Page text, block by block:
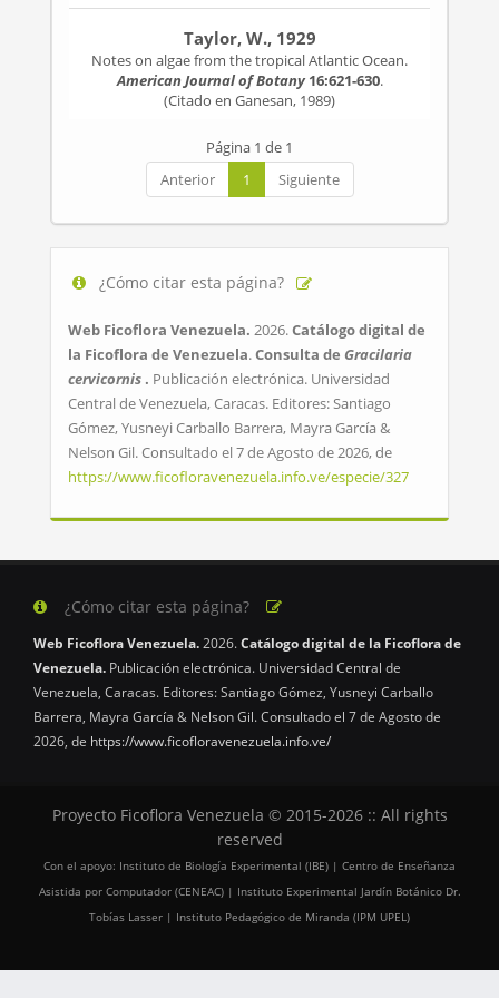
Taylor, W., 1929
Notes on algae from the tropical Atlantic Ocean.
American Journal of Botany16:621-630.
(Citado en Ganesan, 1989)
Página 1 de 1
Anterior
1 Siguiente
¿Cómo citar esta página?
Web Ficoflora Venezuela. 2026.Catálogo digital de
la Ficoflora de Venezuela.Consulta de Gracilaria
cervicornis . Publicación electrónica. Universidad
Central de Venezuela, Caracas. Editores: Santiago
Gómez, Yusneyi Carballo Barrera, Mayra García &
Nelson Gil. Consultado el 7 de Agosto de 2026, de
https://www.ficofloravenezuela.info.ve/especie/327
¿Cómo citar esta página?
Web Ficoflora Venezuela.2026.Catálogo digital de la Ficoflora de
Venezuela. Publicación electrónica. Universidad Central de
Venezuela, Caracas. Editores: Santiago Gómez, Yusneyi Carballo
Barrera, Mayra García & Nelson Gil. Consultado el 7 de Agosto de
2026, de https://www.ficofloravenezuela.info.ve/
Proyecto Ficoflora Venezuela © 2015-2026 :: All rights
reserved
Con el apoyo: Instituto de Biología Experimental (IBE) | Centro de Enseñanza
Asistida por Computador (CENEAC) | Instituto Experimental Jardín Botánico Dr.
Tobías Lasser | Instituto Pedagógico de Miranda (IPM UPEL)